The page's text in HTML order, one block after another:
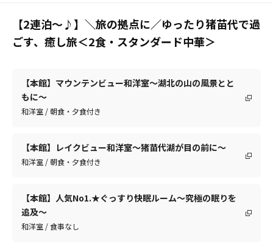
【2連泊～♪】＼旅の拠点に／ゆったり猪苗代で過
ごす、癒し旅＜2食・スタンダード中華＞
【本館】マウンテンビュー和洋室～湖北の山の風景とと
もに～
和洋室 / 朝食・夕食付き
【本館】レイクビュー和洋室～猪苗代湖が目の前に～
和洋室 / 朝食・夕食付き
【本館】人気No1.★ぐっすり快眠ルーム～究極の眠りを
追及～
和洋室 / 食事なし